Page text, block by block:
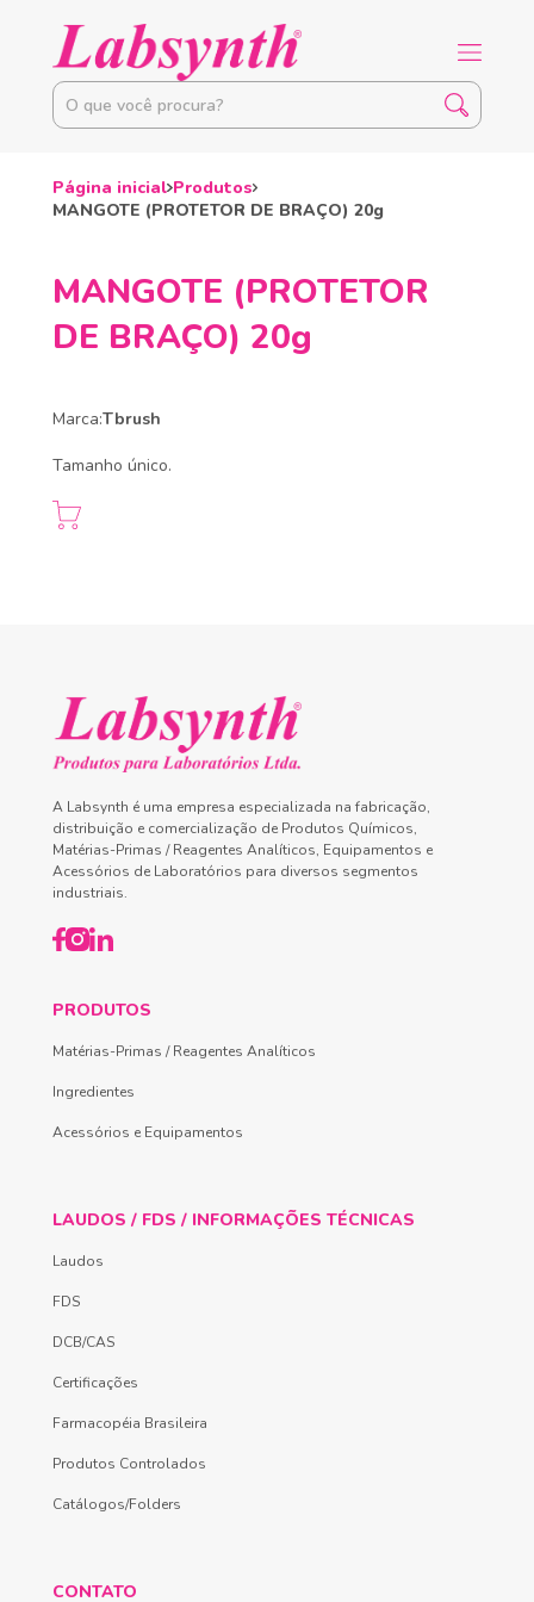
Página inicial Produtos
MANGOTE (PROTETOR DE BRAÇO) 20g
MANGOTE (PROTETOR
DE BRAÇO) 20g
Marca:Tbrush
Tamanho único.
A Labsynth é uma empresa especializada na fabricação,
distribuição e comercialização de Produtos Químicos,
Matérias-Primas / Reagentes Analíticos, Equipamentos e
Acessórios de Laboratórios para diversos segmentos
industriais.
PRODUTOS
Matérias-Primas / Reagentes Analíticos
Ingredientes
Acessórios e Equipamentos
LAUDOS / FDS / INFORMAÇÕES TÉCNICAS
Laudos
FDS
DCB/CAS
Certificações
Farmacopéia Brasileira
Produtos Controlados
Catálogos/Folders
CONTATO